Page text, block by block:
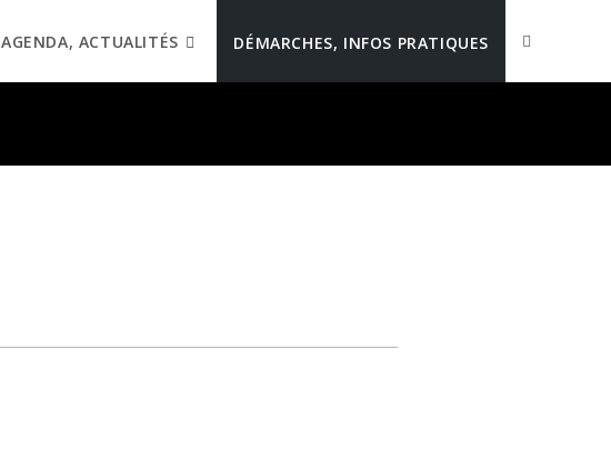
AGENDA, ACTUALITÉS DÉMARCHES, INFOS PRATIQUES